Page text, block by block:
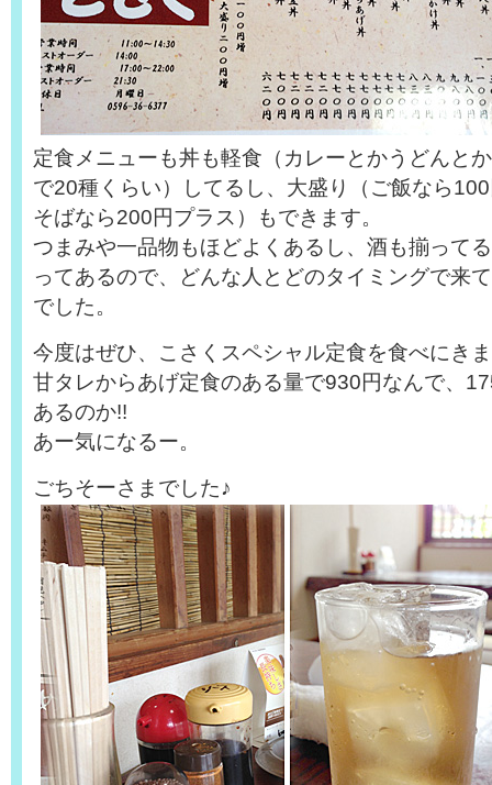
定食メニューも丼も軽食（カレーとかうどんと
で20種くらい）してるし、大盛り（ご飯なら
そばなら200円プラス）もできます。
つまみや一品物もほどよくあるし、酒も揃って
ってあるので、どんな人とどのタイミングで来
でした。
今度はぜひ、こさくスペシャル定食を食べにき
甘タレからあげ定食のある量で930円なんで、
あるのか!!
あー気になるー。
ごちそーさまでした♪